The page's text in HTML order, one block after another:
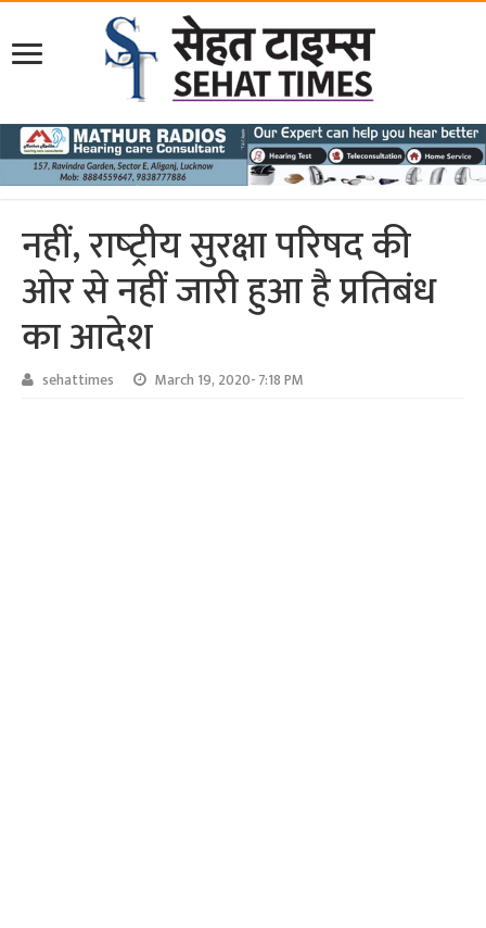
नहीं, राष्‍ट्रीय सुरक्षा परिषद की
ओर से नहीं जारी हुआ है प्रतिबंध
का आदेश
sehattimes March 19, 2020- 7:18 PM